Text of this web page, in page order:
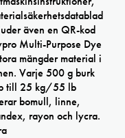
även en QR-kod
Multi-Purpose Dye
mängder material i
Varje 500 g burk
till 25 kg/55 lb
bomull, linne,
rayon och lycra.